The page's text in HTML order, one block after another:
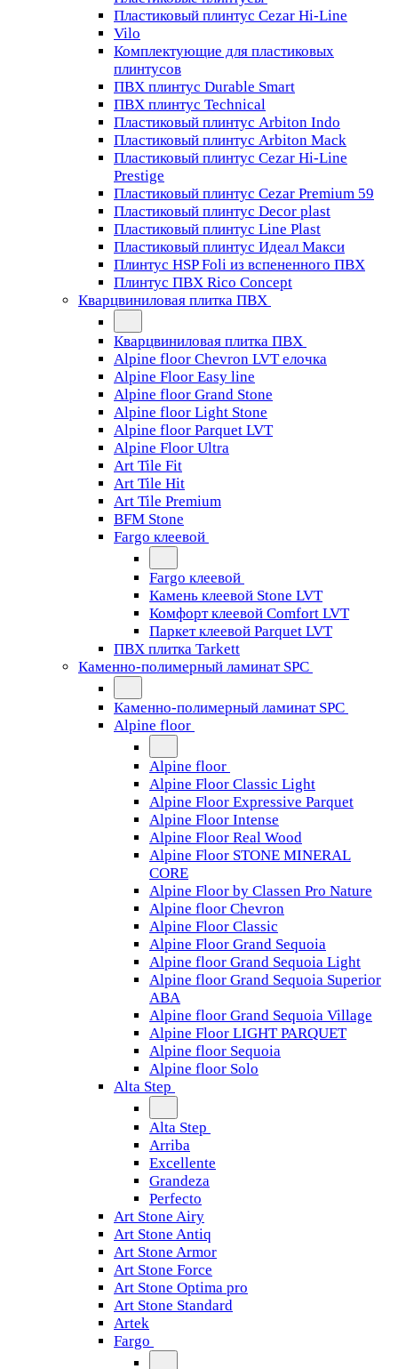
Пластиковый плинтус Cezar Hi-Line
Vilo
Комплектующие для пластиковых
плинтусов
ПВХ плинтус Durable Smart
ПВХ плинтус Technical
Пластиковый плинтус Arbiton Indo
Пластиковый плинтус Arbiton Mack
Пластиковый плинтус Cezar Hi-Line
Prestige
Пластиковый плинтус Cezar Premium 59
Пластиковый плинтус Decor plast
Пластиковый плинтус Line Plast
Пластиковый плинтус Идеал Макси
Плинтус HSP Foli из вспененного ПВХ
Плинтус ПВХ Rico Concept
Кварцвиниловая плитка ПВХ
Кварцвиниловая плитка ПВХ
Alpine floor Chevron LVT елочка
Alpine Floor Easy line
Alpine floor Grand Stone
Alpine floor Light Stone
Alpine floor Parquet LVT
Alpine Floor Ultra
Art Tile Fit
Art Tile Hit
Art Tile Premium
BFM Stone
Fargo клеевой
Fargo клеевой
Камень клеевой Stone LVT
Комфорт клеевой Comfort LVT
Паркет клеевой Parquet LVT
ПВХ плитка Tarkett
Каменно-полимерный ламинат SPC
Каменно-полимерный ламинат SPC
Alpine floor
Alpine floor
Alpine Floor Classic Light
Alpine Floor Expressive Parquet
Alpine Floor Intense
Alpine Floor Real Wood
Alpine Floor STONE MINERAL
CORE
Alpine Floor by Classen Pro Nature
Alpine floor Chevron
Alpine Floor Classic
Alpine Floor Grand Sequoia
Alpine floor Grand Sequoia Light
Alpine floor Grand Sequoia Superior
ABA
Alpine floor Grand Sequoia Village
Alpine Floor LIGHT PARQUET
Alpine floor Sequoia
Alpine floor Solo
Alta Step
Alta Step
Arriba
Excellente
Grandeza
Perfecto
Art Stone Airy
Art Stone Antiq
Art Stone Armor
Art Stone Force
Art Stone Optima pro
Art Stone Standard
Artek
Fargo